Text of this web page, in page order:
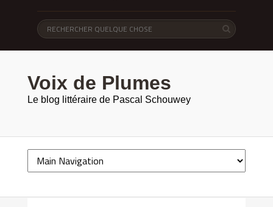
Voix de Plumes
Le blog littéraire de Pascal Schouwey